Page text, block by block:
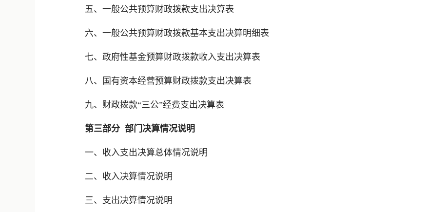
五、一般公共预算财政拨款支出决算表
六、一般公共预算财政拨款基本支出决算明细表
七、政府性基金预算财政拨款收入支出决算表
八、国有资本经营预算财政拨款支出决算表
九、财政拨款“三公”经费支出决算表
第三部分 部门决算情况说明
一、收入支出决算总体情况说明
二、收入决算情况说明
三、支出决算情况说明